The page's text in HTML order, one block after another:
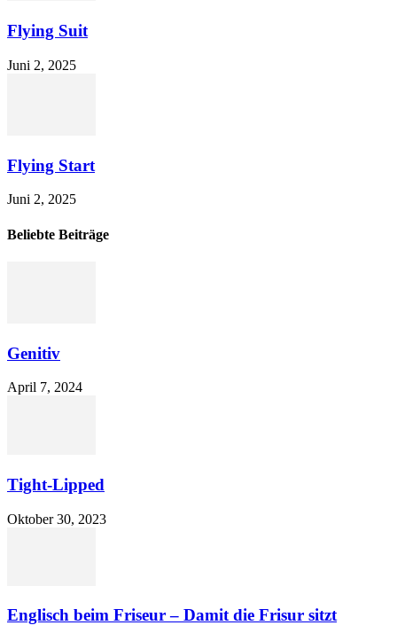
Flying Suit
Juni 2, 2025
Flying Start
Juni 2, 2025
Beliebte Beiträge
Genitiv
April 7, 2024
Tight-Lipped
Oktober 30, 2023
Englisch beim Friseur – Damit die Frisur sitzt